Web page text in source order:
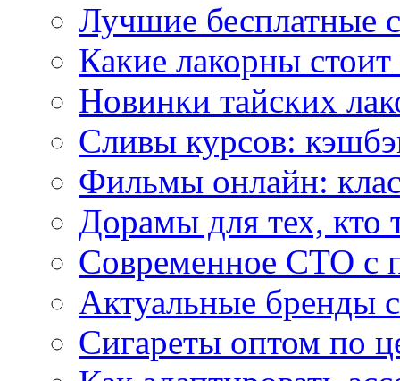
Лучшие бесплатные
Какие лакорны стоит
Новинки тайских
Сливы курсов:
Фильмы онлайн:
Дорамы для тех, кто
Современное СТО с
Актуальные бренды
Сигареты оптом по